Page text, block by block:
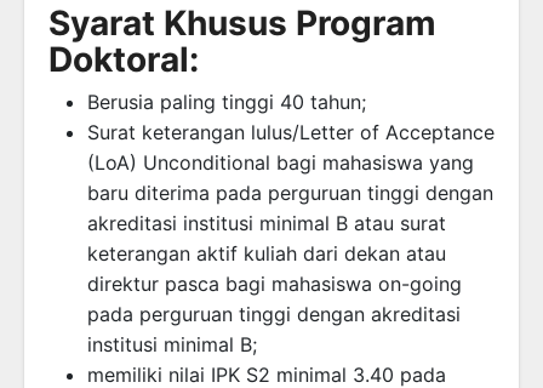
Syarat Khusus Program
Doktoral:
Berusia paling tinggi 40 tahun;
Surat keterangan lulus/Letter of Acceptance
(LoA) Unconditional bagi mahasiswa yang
baru diterima pada perguruan tinggi dengan
akreditasi institusi minimal B atau surat
keterangan aktif kuliah dari dekan atau
direktur pasca bagi mahasiswa on-going
pada perguruan tinggi dengan akreditasi
institusi minimal B;
memiliki nilai IPK S2 minimal 3.40 pada